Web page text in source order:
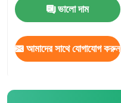
ভালো দাম
আমাদের সাথে যোগাযোগ করুন